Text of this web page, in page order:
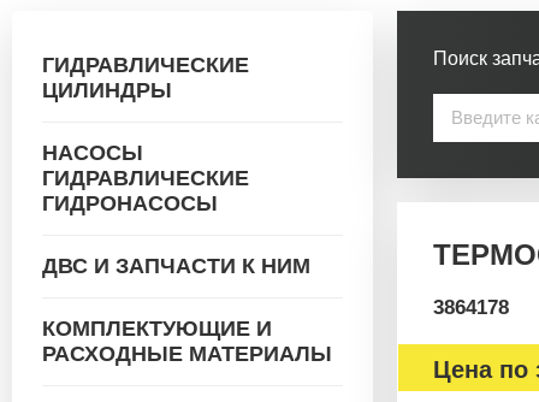
ГИДРАВЛИЧЕСКИЕ
ЦИЛИНДРЫ
НАСОСЫ
ГИДРАВЛИЧЕСКИЕ
ГИДРОНАСОСЫ
ДВС И ЗАПЧАСТИ К НИМ
КОМПЛЕКТУЮЩИЕ И
РАСХОДНЫЕ МАТЕРИАЛЫ
Поиск
3864178
Цена по